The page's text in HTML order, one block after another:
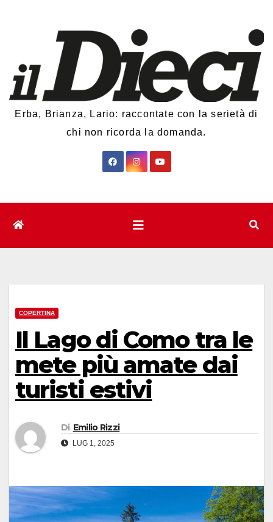
Erba, Brianza, Lario: raccontate con la serietà di
chi non ricorda la domanda.
COPERTINA
Il Lago di Como tra le
mete più amate dai
turisti estivi
Di Emilio Rizzi
LUG 1, 2025